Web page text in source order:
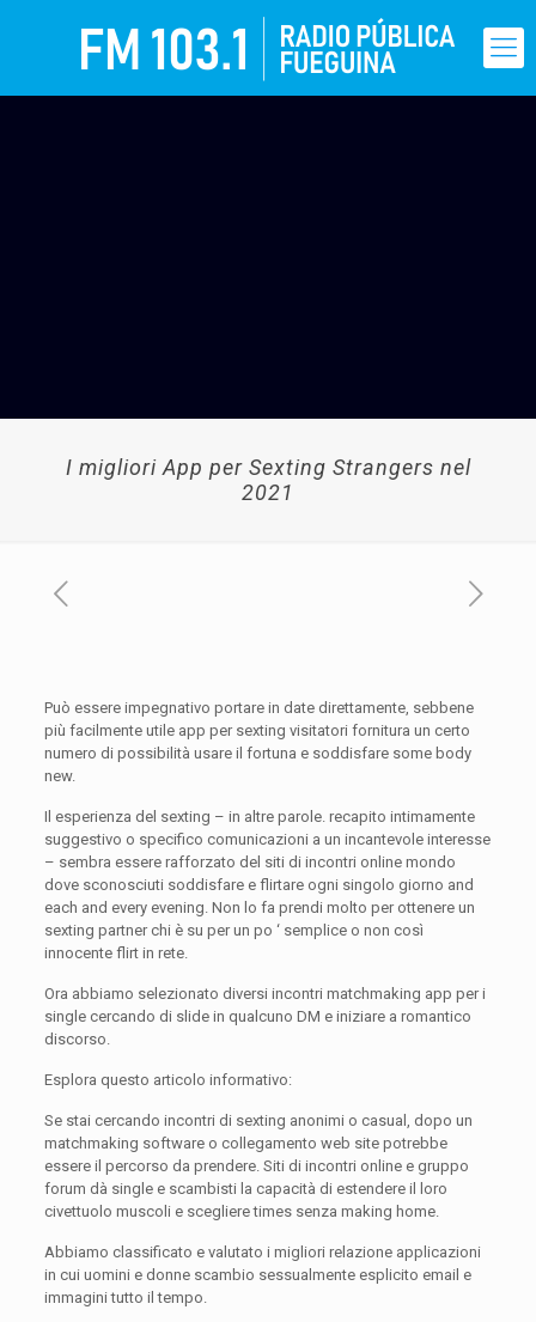
I migliori App per Sexting Strangers nel
2021
Può essere impegnativo portare in date direttamente, sebbene
più facilmente utile app per sexting visitatori fornitura un certo
numero di possibilità usare il fortuna e soddisfare some body
new.
Il esperienza del sexting – in altre parole. recapito intimamente
suggestivo o specifico comunicazioni a un incantevole interesse
– sembra essere rafforzato del siti di incontri online mondo
dove sconosciuti soddisfare e flirtare ogni singolo giorno and
each and every evening. Non lo fa prendi molto per ottenere un
sexting partner chi è su per un po ‘ semplice o non così
innocente flirt in rete.
Ora abbiamo selezionato diversi incontri matchmaking app per i
single cercando di slide in qualcuno DM e iniziare a romantico
discorso.
Esplora questo articolo informativo:
Se stai cercando incontri di sexting anonimi o casual, dopo un
matchmaking software o collegamento web site potrebbe
essere il percorso da prendere. Siti di incontri online e gruppo
forum dà single e scambisti la capacità di estendere il loro
civettuolo muscoli e scegliere times senza making home.
Abbiamo classificato e valutato i migliori relazione applicazioni
in cui uomini e donne scambio sessualmente esplicito email e
immagini tutto il tempo.